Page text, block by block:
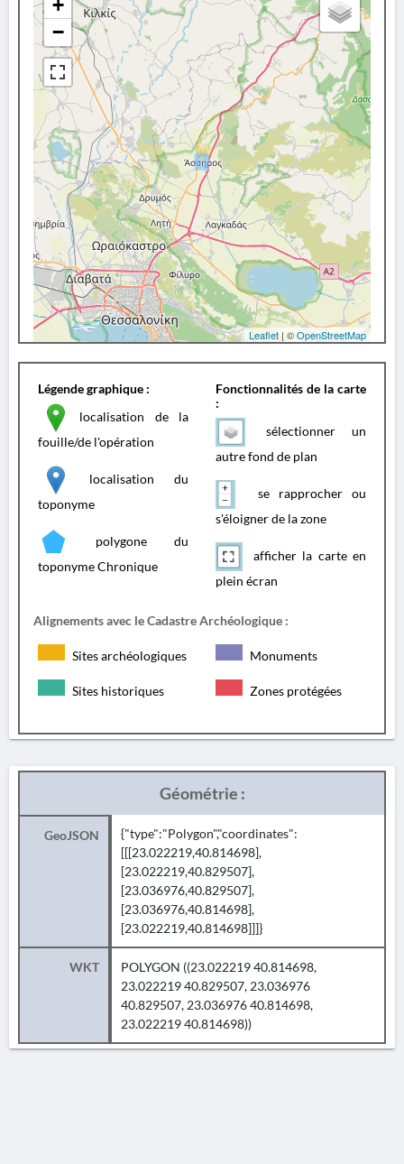
+
−
Leaflet | ©OpenStreetMap
Légende graphique :
localisation de la
fouille/de l'opération
localisation du
toponyme
polygone du
toponyme Chronique
Fonctionnalités de la carte
:
sélectionner un
autre fond de plan
se rapprocher ou
s'éloigner de la zone
afficher la carte en
plein écran
Alignements avec le Cadastre Archéologique :
Sites archéologiques Monuments
Sites historiques Zones protégées
Géométrie :
GeoJSON
{"type":"Polygon","coordinates":
[[[23.022219,40.814698],
[23.022219,40.829507],
[23.036976,40.829507],
[23.036976,40.814698],
[23.022219,40.814698]]]}
WKT
POLYGON ((23.022219 40.814698,
23.022219 40.829507, 23.036976
40.829507, 23.036976 40.814698,
23.022219 40.814698))